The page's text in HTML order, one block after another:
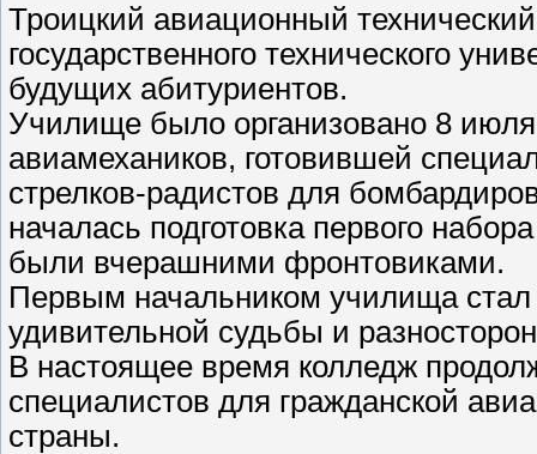
Троицкий авиационный
государственного технического
будущих абитуриентов.
Училище было организовано 8
авиамехаников, готовившей
стрелков-радистов для
началась подготовка первого
были вчерашними фронтовиками.
Первым начальником училища
удивительной судьбы и
В настоящее время колледж
специалистов для гражданской
страны.